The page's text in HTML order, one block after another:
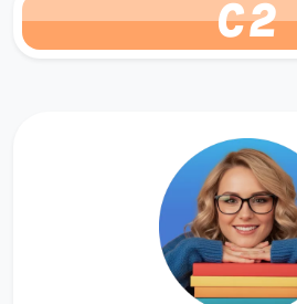
C2